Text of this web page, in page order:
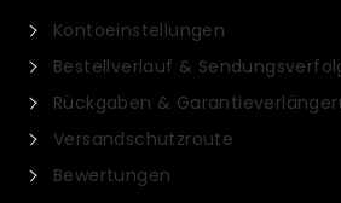
Kontoeinstellungen
Bestellverlauf &
Rückgaben &
Versandschutzroute
Bewertungen